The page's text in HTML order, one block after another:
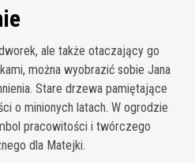
ale także otaczający go
można wyobrazić sobie Jana
Stare drzewa pamiętające
o minionych latach. W ogrodzie
pracowitości i twórczego
dla Matejki.